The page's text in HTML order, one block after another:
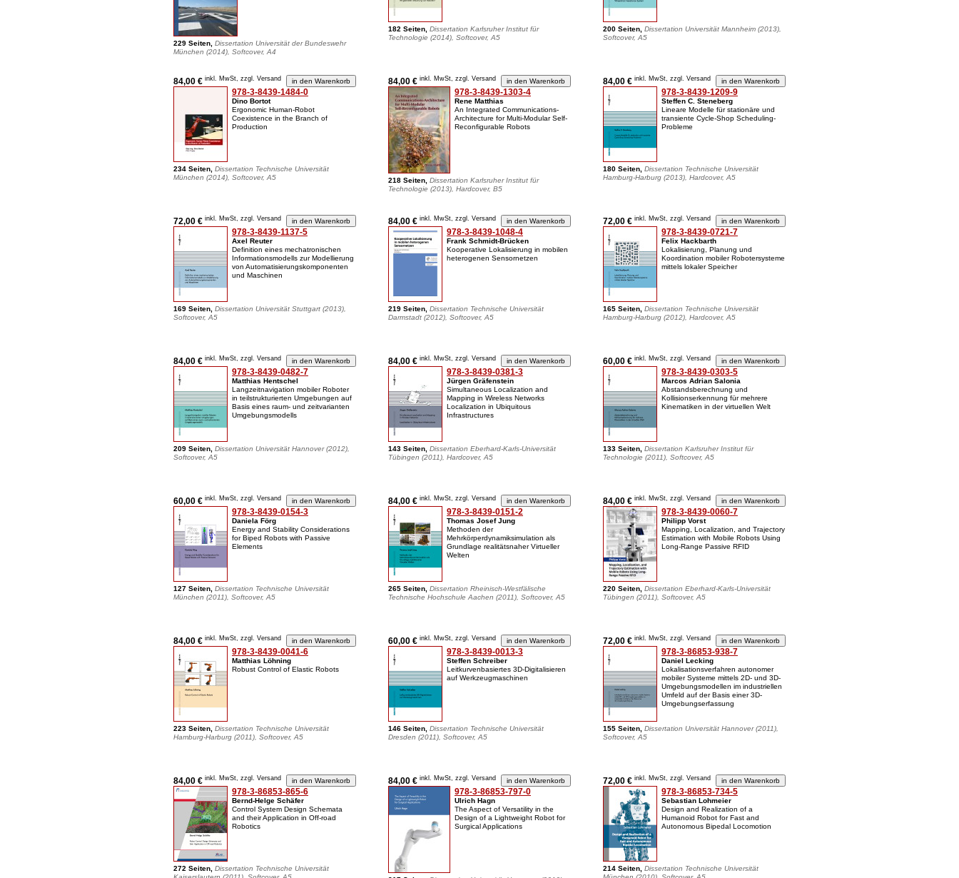
229 Seiten, Dissertation Universität der Bundeswehr
München (2014), Softcover, A4
84,00 € inkl. MwSt, zzgl. Versand
978-3-8439-1484-0
Dino Bortot
Ergonomic Human-Robot
Coexistence in the Branch of
Production
234 Seiten, Dissertation Technische Universität
München (2014), Softcover, A5
72,00 € inkl. MwSt, zzgl. Versand
978-3-8439-1137-5
Axel Reuter
Definition eines mechatronischen
Informationsmodells zur Modellierung
von Automatisierungskomponenten
und Maschinen
169 Seiten, Dissertation Universität Stuttgart (2013),
Softcover, A5
84,00 € inkl. MwSt, zzgl. Versand
978-3-8439-0482-7
Matthias Hentschel
Langzeitnavigation mobiler Roboter
in teilstrukturierten Umgebungen auf
Basis eines raum- und zeitvarianten
Umgebungsmodells
209 Seiten, Dissertation Universität Hannover (2012),
Softcover, A5
60,00 € inkl. MwSt, zzgl. Versand
978-3-8439-0154-3
Daniela Förg
Energy and Stability Considerations
for Biped Robots with Passive
Elements
127 Seiten, Dissertation Technische Universität
München (2011), Softcover, A5
84,00 € inkl. MwSt, zzgl. Versand
978-3-8439-0041-6
Matthias Löhning
Robust Control of Elastic Robots
223 Seiten, Dissertation Technische Universität
Hamburg-Harburg (2011), Softcover, A5
84,00 € inkl. MwSt, zzgl. Versand
978-3-86853-865-6
Bernd-Helge Schäfer
Control System Design Schemata
and their Application in Off-road
Robotics
272 Seiten, Dissertation Technische Universität
182 Seiten, Dissertation Karlsruher Institut für
Technologie (2014), Softcover, A5
84,00 € inkl. MwSt, zzgl. Versand
978-3-8439-1303-4
Rene Matthias
An Integrated Communications-
Architecture for Multi-Modular Self-
Reconfigurable Robots
218 Seiten, Dissertation Karlsruher Institut für
Technologie (2013), Hardcover, B5
84,00 € inkl. MwSt, zzgl. Versand
978-3-8439-1048-4
Frank Schmidt-Brücken
Kooperative Lokalisierung in mobilen
heterogenen Sensornetzen
219 Seiten, Dissertation Technische Universität
Darmstadt (2012), Softcover, A5
84,00 € inkl. MwSt, zzgl. Versand
978-3-8439-0381-3
Jürgen Gräfenstein
Simultaneous Localization and
Mapping in Wireless Networks
Localization in Ubiquitous
Infrastructures
143 Seiten, Dissertation Eberhard-Karls-Universität
Tübingen (2011), Hardcover, A5
84,00 € inkl. MwSt, zzgl. Versand
978-3-8439-0151-2
Thomas Josef Jung
Methoden der
Mehrkörperdynamiksimulation als
Grundlage realitätsnaher Virtueller
Welten
265 Seiten, Dissertation Rheinisch-Westfälische
Technische Hochschule Aachen (2011), Softcover, A5
60,00 € inkl. MwSt, zzgl. Versand
978-3-8439-0013-3
Steffen Schreiber
Leitkurvenbasiertes 3D-Digitalisieren
auf Werkzeugmaschinen
146 Seiten, Dissertation Technische Universität
Dresden (2011), Softcover, A5
84,00 € inkl. MwSt, zzgl. Versand
978-3-86853-797-0
Ulrich Hagn
The Aspect of Versatility in the
Design of a Lightweight Robot for
Surgical Applications
200 Seiten, Dissertation Universität Mannheim (2013),
Softcover, A5
84,00 € inkl. MwSt, zzgl. Versand
978-3-8439-1209-9
Steffen C. Steneberg
Lineare Modelle für stationäre und
transiente Cycle-Shop Scheduling-
Probleme
180 Seiten, Dissertation Technische Universität
Hamburg-Harburg (2013), Hardcover, A5
72,00 € inkl. MwSt, zzgl. Versand
978-3-8439-0721-7
Felix Hackbarth
Lokalisierung, Planung und
Koordination mobiler Robotersysteme
mittels lokaler Speicher
165 Seiten, Dissertation Technische Universität
Hamburg-Harburg (2012), Hardcover, A5
60,00 € inkl. MwSt, zzgl. Versand
978-3-8439-0303-5
Marcos Adrian Salonia
Abstandsberechnung und
Kollisionserkennung für mehrere
Kinematiken in der virtuellen Welt
133 Seiten, Dissertation Karlsruher Institut für
Technologie (2011), Softcover, A5
84,00 € inkl. MwSt, zzgl. Versand
978-3-8439-0060-7
Philipp Vorst
Mapping, Localization, and Trajectory
Estimation with Mobile Robots Using
Long-Range Passive RFID
220 Seiten, Dissertation Eberhard-Karls-Universität
Tübingen (2011), Softcover, A5
72,00 € inkl. MwSt, zzgl. Versand
978-3-86853-938-7
Daniel Lecking
Lokalisationsverfahren autonomer
mobiler Systeme mittels 2D- und 3D-
Umgebungsmodellen im industriellen
Umfeld auf der Basis einer 3D-
Umgebungserfassung
155 Seiten, Dissertation Universität Hannover (2011),
Softcover, A5
72,00 € inkl. MwSt, zzgl. Versand
978-3-86853-734-5
Sebastian Lohmeier
Design and Realization of a
Humanoid Robot for Fast and
Autonomous Bipedal Locomotion
214 Seiten, Dissertation Technische Universität